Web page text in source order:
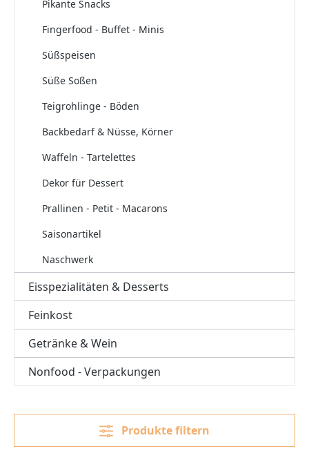
Pikante Snacks
Fingerfood - Buffet - Minis
Süßspeisen
Süße Soßen
Teigrohlinge - Böden
Backbedarf & Nüsse, Körner
Waffeln - Tartelettes
Dekor für Dessert
Prallinen - Petit - Macarons
Saisonartikel
Naschwerk
Eisspezialitäten & Desserts
Feinkost
Getränke & Wein
Nonfood - Verpackungen
Produkte filtern